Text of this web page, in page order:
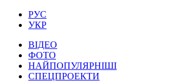
РУС
УКР
ВІДЕО
ФОТО
НАЙПОПУЛЯРНІШІ
СПЕЦПРОЕКТИ